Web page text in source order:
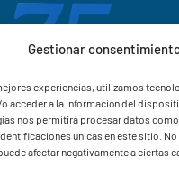
Gestionar
experiencias, utilizamos
acceder a la información del
nos permitirá procesar datos
únicas en este sitio.
afectar negativamente a ciertas